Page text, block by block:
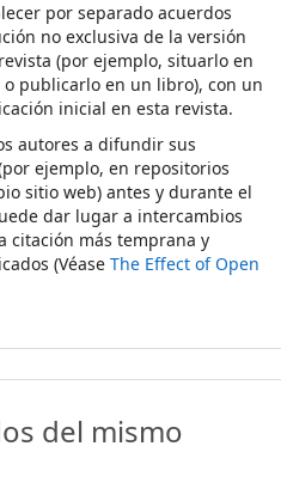
por separado acuerdos
no exclusiva de la versión
(por ejemplo, situarlo en
publicarlo en un libro), con un
inicial en esta revista.
autores a difundir sus
ejemplo, en repositorios
sitio web) antes y durante el
dar lugar a intercambios
citación más temprana y
(Véase The Effect of Open
del mismo